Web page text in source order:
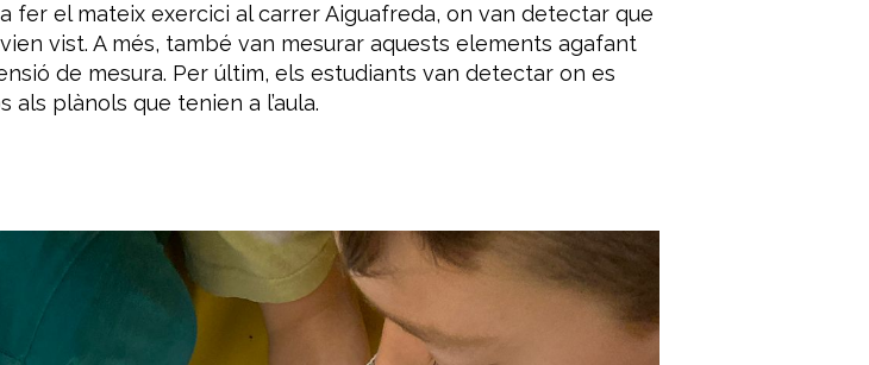
fer el mateix exercici al carrer Aiguafreda, on van detectar que
vist. A més, també van mesurar aquests elements agafant
de mesura. Per últim, els estudiants van detectar on es
plànols que tenien a l’aula.